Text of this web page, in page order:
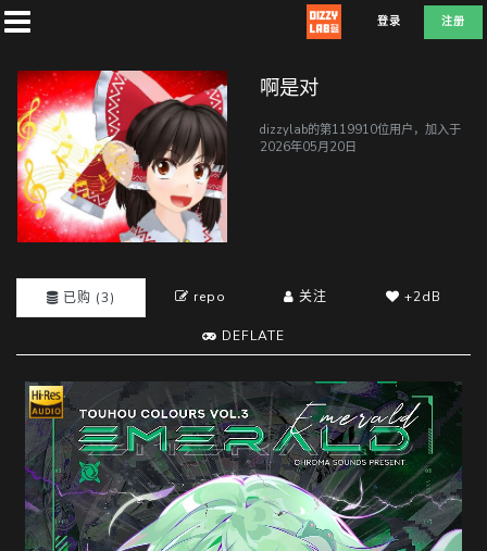
登录 注册
首
页
社
兑
换
D EFLATE
啊是对
dizzylab的第119910位用户，加入于
2026年05月20日
已购 (3) repo 关注 +2dB
DEFLATE